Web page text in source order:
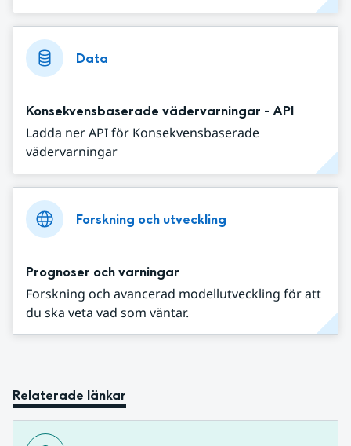
Data
Konsekvensbaserade vädervarningar - API
Ladda ner API för Konsekvensbaserade
vädervarningar
Forskning och utveckling
Prognoser och varningar
Forskning och avancerad modellutveckling för att
du ska veta vad som väntar.
Relaterade länkar